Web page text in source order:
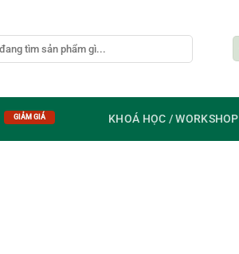
KHOÁ HỌC / WORKSHOP